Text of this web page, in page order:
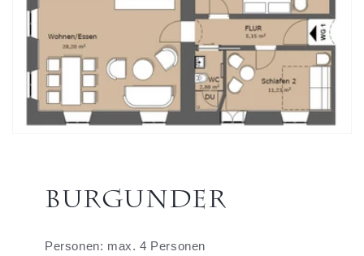
Burgunder
Personen: max. 4 Personen